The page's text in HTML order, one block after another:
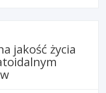
jakość życia